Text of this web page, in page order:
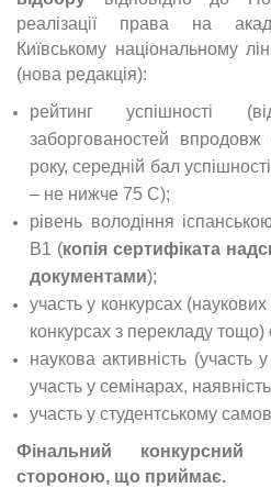
реалізації права на
Київському національному
(нова редакція):
рейтинг успішності
заборгованостей впродовж
року, середній бал
– не нижче 75 С);
рівень володіння
В1 (копія сертифіката
документами);
участь у конкурсах
конкурсах з перекладу тощо)
наукова активність (участь
участь у семінарах,
участь у студентському
Фінальний конкурсний
стороною, що приймає.